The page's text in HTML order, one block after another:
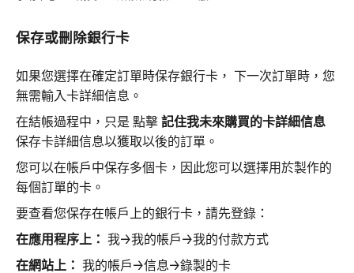
保存或刪除銀行卡
如果您選擇在確定訂單時保存銀行卡，
下一次訂單時，您
無需輸入卡詳細信息。
在結帳過程中，只是 點擊 記住我未來購買的卡詳細信息
保存卡詳細信息以獲取以後的訂單。
您可以在帳戶中保存多個卡，因此您可以選擇用於製作的
每個訂單的卡。
要查看您保存在帳戶上的銀行卡，請先登錄：
在應用程序上： 我→我的帳戶→我的付款方式
在網站上： 我的帳戶→信息→錄製的卡